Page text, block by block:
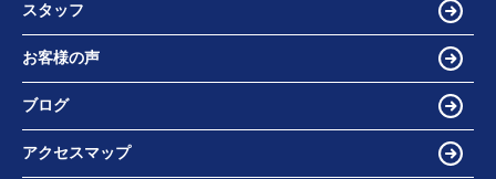
スタッフ
お客様の声
ブログ
アクセスマップ